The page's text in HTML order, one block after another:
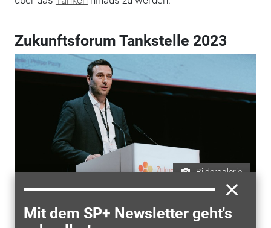
Mit dem SP+ Newsletter geht's
Zukunftsforum Tankstelle 2023
Bildergalerie
ZUR BILDERGALERIE